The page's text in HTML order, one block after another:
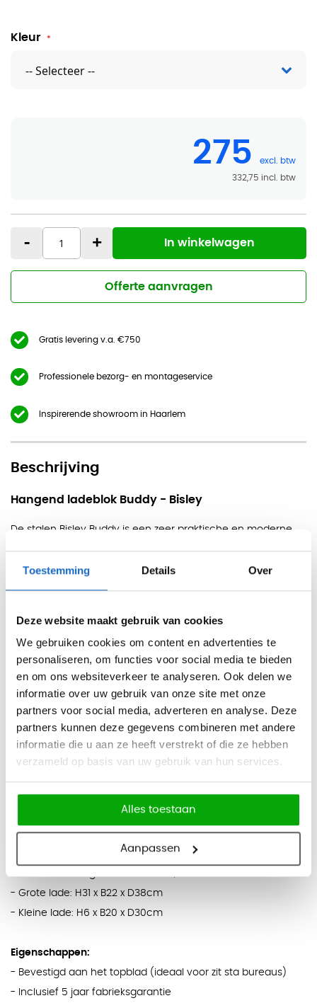
Toestemming Details Over
Deze website maakt gebruik van cookies
We gebruiken cookies om content en advertenties te
personaliseren, om functies voor social media te bieden
en om ons websiteverkeer te analyseren. Ook delen we
informatie over uw gebruik van onze site met onze
partners voor social media, adverteren en analyse. Deze
partners kunnen deze gegevens combineren met andere
informatie die u aan ze heeft verstrekt of die ze hebben
verzameld op basis van uw gebruik van hun services.
Alles toestaan
Aanpassen
Kleur
275
332,75
- + In winkelwagen
Offerte aanvragen
Gratis levering v.a. €750
Professionele bezorg- en montageservice
Inspirerende showroom in Haarlem
Beschrijving
Hangend ladeblok Buddy - Bisley
De stalen Bisley Buddy is een zeer praktische en moderne
opslagruimte die onderop een blad bevestigd dient te
worden. Steeds meer werkplekken maken gebruik van een
ergonomisch zit sta bureau. De Buddy beweegt verticaal
gemakkelijk bij zijn/haar spullen kan, of hij/zij nu zit of staat.
Dit is daarom de perfecte oplossing voor een productieve
werkomgeving.
LET OP:
De eisen om een Buddy onder een bureau te bevestigen is
dat de volgende afmeting vrij is onder het blad:
- Hoogte: 6cm (voor de eventuele beam onder het blad)
- Grote lade: H31 x B22 x D38cm
- Kleine lade: H6 x B20 x D30cm
Eigenschappen:
- Bevestigd aan het topblad (ideaal voor zit sta bureaus)
- Inclusief 5 jaar fabrieksgarantie